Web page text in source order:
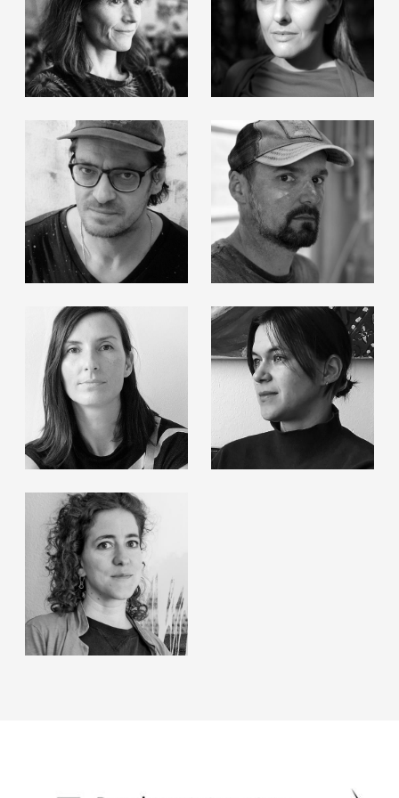
Catherine Ludwig Justina Moncevičiūte
Robert Muntean Reto Steiner
Angelika J. Trojnarski